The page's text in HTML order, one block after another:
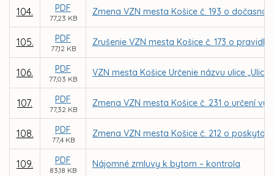
104. PDF
77,23 KB
Zmena VZN mesta Košice č. 193 o
105. PDF
77,12 KB
Zrušenie VZN mesta Košice č. 173 o
106. PDF
77,03 KB
VZN mesta Košice Určenie názvu ulice
107. PDF
77,32 KB
Zmena VZN mesta Košice č. 231 o určení
108. PDF
77,4 KB
Zmena VZN mesta Košice č. 212 o
109. PDF
83,18 KB
Nájomné zmluvy k bytom – kontrola